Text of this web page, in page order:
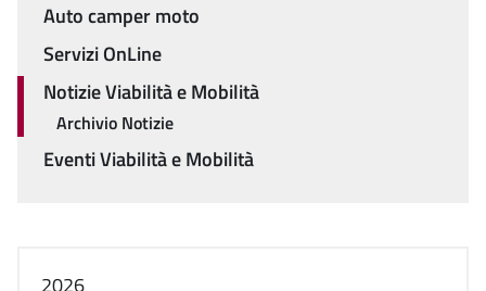
Auto camper moto
Servizi OnLine
Notizie Viabilità e Mobilità
Archivio Notizie
Eventi Viabilità e Mobilità
2026